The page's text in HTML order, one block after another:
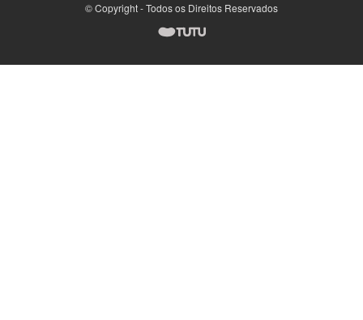
© Copyright - Todos os Direitos Reservados